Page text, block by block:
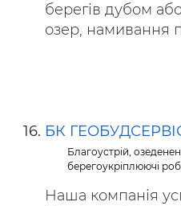
берегів дубом
озер, намивання
БК
Благоустрій,
берегоукріплюючі
Наша компанія